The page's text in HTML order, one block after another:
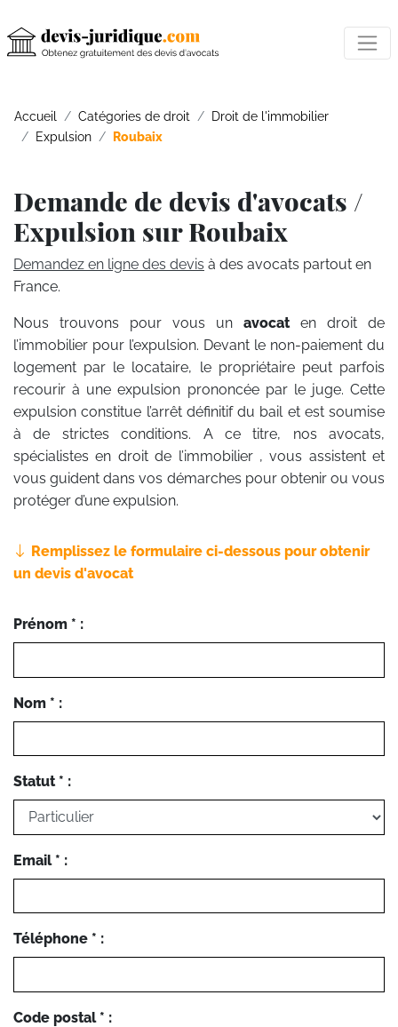
Accueil Catégories de droit
Droit de l'immobilier
Expulsion
Roubaix
Demande de devis d'avocats /
Expulsion sur Roubaix
Demandez en ligne des devis à des avocats partout en
France.
Nous trouvons pour vous un avocat en droit de
l’immobilier pour l’expulsion. Devant le non-paiement du
logement par le locataire, le propriétaire peut parfois
recourir à une expulsion prononcée par le juge. Cette
expulsion constitue l’arrêt définitif du bail et est soumise
à de strictes conditions. A ce titre, nos avocats,
spécialistes en droit de l’immobilier , vous assistent et
vous guident dans vos démarches pour obtenir ou vous
protéger d’une expulsion.
Remplissez le formulaire ci-dessous pour obtenir
un devis d'avocat
Prénom * :
Nom * :
Statut * :
Email * :
Téléphone * :
Code postal * :